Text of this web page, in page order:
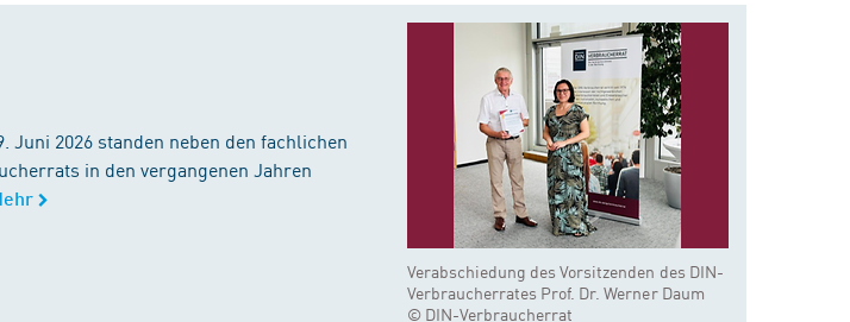
Verabschiedung des Vorsitzenden des DIN-
Verbraucherrates Prof. Dr. Werner Daum
© DIN-Verbraucherrat
2026 standen neben den fachlichen
in den vergangenen Jahren